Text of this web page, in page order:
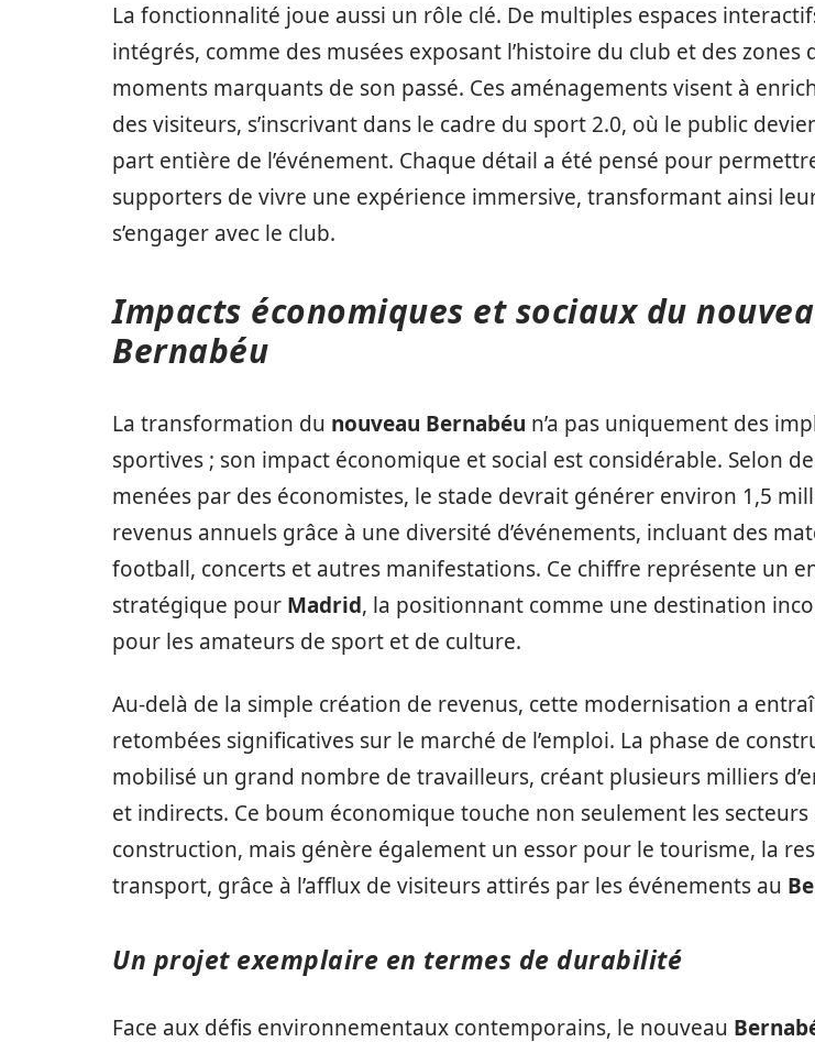
La fonctionnalité joue aussi un rôle clé. De multiples espaces
intégrés, comme des musées exposant l’histoire du club et des zones
moments marquants de son passé. Ces aménagements visent à
des visiteurs, s’inscrivant dans le cadre du sport 2.0, où le public
part entière de l’événement. Chaque détail a été pensé pour
supporters de vivre une expérience immersive, transformant ainsi
s’engager avec le club.
Impacts économiques et sociaux du
Bernabéu
La transformation du nouveau Bernabéu n’a pas uniquement des
sportives ; son impact économique et social est considérable. Selon
menées par des économistes, le stade devrait générer environ 1,5
revenus annuels grâce à une diversité d’événements, incluant des
football, concerts et autres manifestations. Ce chiffre représente un
stratégique pour Madrid, la positionnant comme une destination
pour les amateurs de sport et de culture.
Au-delà de la simple création de revenus, cette modernisation a
retombées significatives sur le marché de l’emploi. La phase de
mobilisé un grand nombre de travailleurs, créant plusieurs milliers
et indirects. Ce boum économique touche non seulement les secteurs
construction, mais génère également un essor pour le tourisme, la
transport, grâce à l’afflux de visiteurs attirés par les événements au
Un projet exemplaire en termes de durabilité
Face aux défis environnementaux contemporains, le nouveau